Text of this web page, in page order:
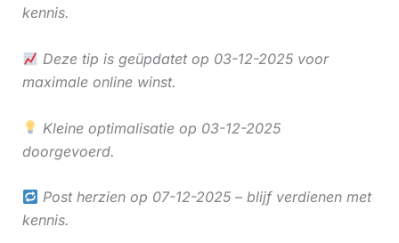
kennis.
Deze tip is geüpdatet op 03-12-2025 voor
maximale online winst.
Kleine optimalisatie op 03-12-2025
doorgevoerd.
Post herzien op 07-12-2025 – blijf verdienen met
kennis.